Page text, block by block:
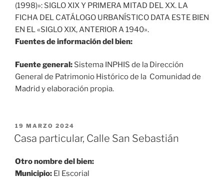
(1998)»: SIGLO XIX Y PRIMERA MITAD DEL XX. LA
FICHA DEL CATÁLOGO URBANÍSTICO DATA ESTE BIEN
EN EL «SIGLO XIX, ANTERIOR A 1940».
Fuentes de información del bien:
Fuente general: Sistema INPHIS de la Dirección
General de Patrimonio Histórico de la Comunidad de
Madrid y elaboración propia.
PUBLICADO
EL
19 MARZO 2024
Casa particular, Calle San Sebastián
Otro nombre del bien:
Municipio: El Escorial